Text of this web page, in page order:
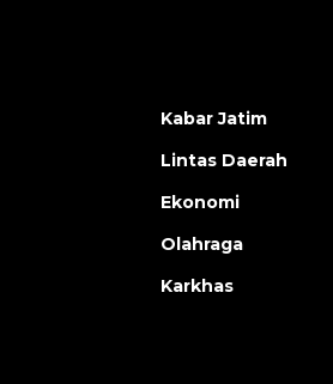
Kabar Jatim
Lintas Daerah
Ekonomi
Olahraga
Karkhas